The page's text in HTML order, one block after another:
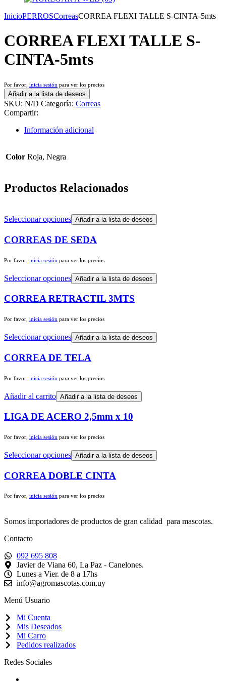
InicioPERROSCorreasCORREA FLEXI TALLE S-CINTA-5mts
CORREA FLEXI TALLE S-
CINTA-5mts
Por favor, inicia sesión para ver los precios
Añadir a la lista de deseos
SKU: N/D Categoría: Correas
Compartir:
Información adicional
Color Roja, Negra
Productos Relacionados
Seleccionar opciones Añadir a la lista de deseos
CORREAS DE SEDA
Por favor, inicia sesión para ver los precios
Seleccionar opciones Añadir a la lista de deseos
CORREA RETRACTIL 3MTS
Por favor, inicia sesión para ver los precios
Seleccionar opciones Añadir a la lista de deseos
CORREA DE TELA
Por favor, inicia sesión para ver los precios
Añadir al carrito Añadir a la lista de deseos
LIGA DE ACERO 2,5mm x 10
Por favor, inicia sesión para ver los precios
Seleccionar opciones Añadir a la lista de deseos
CORREA DOBLE CINTA
Por favor, inicia sesión para ver los precios
Somos importadores de productos de gran calidad para mascotas.
Contacto
092 695 808
Javier de Viana 60, La Paz - Canelones.
Lunes a Vier. de 8 a 17hs
info@agromascotas.com.uy
Menú Usuario
Mi Cuenta
Mis Deseados
Mi Carro
Pedidos realizados
Redes Sociales